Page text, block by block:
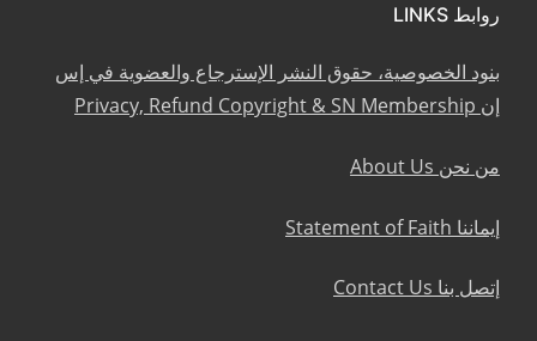
روابط LINKS
بنود الخصوصية، حقوق النشر الإسترجاع والعضوية في إس
إن Privacy, Refund Copyright & SN Membership
من نحن About Us
إيماننا Statement of Faith
إتصل بنا Contact Us